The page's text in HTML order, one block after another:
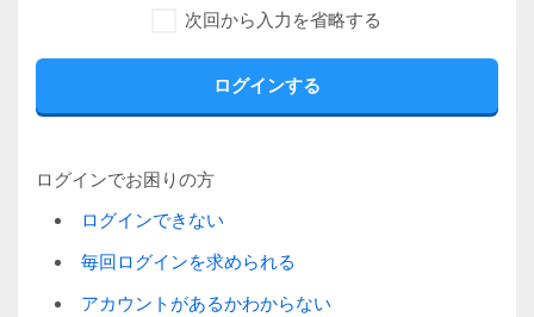
次回から入力を省略する
ログインでお困りの方
ログインできない
毎回ログインを求められる
アカウントがあるかわからない